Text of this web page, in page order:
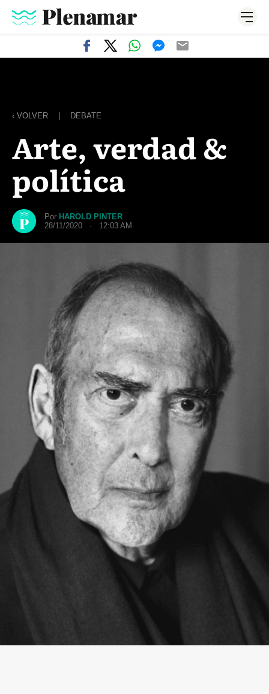
‹ VOLVER DEBATE
Arte, verdad &
política
Por HAROLD PINTER
28/11/2020 · 12:03 AM